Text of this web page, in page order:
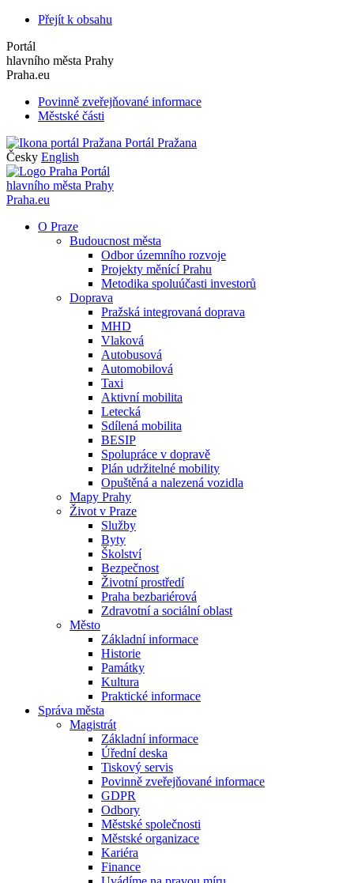
Přejít k obsahu
Portál
hlavního města Prahy
Praha.eu
Povinně zveřejňované informace
Městské části
Portál Pražana
Česky English
Portál
hlavního města Prahy
Praha.eu
O Praze
Budoucnost města
Odbor územního rozvoje
Projekty měnící Prahu
Metodika spoluúčasti investorů
Doprava
Pražská integrovaná doprava
MHD
Vlaková
Autobusová
Automobilová
Taxi
Aktivní mobilita
Letecká
Sdílená mobilita
BESIP
Spolupráce v dopravě
Plán udržitelné mobility
Opuštěná a nalezená vozidla
Mapy Prahy
Život v Praze
Služby
Byty
Školství
Bezpečnost
Životní prostředí
Praha bezbariérová
Zdravotní a sociální oblast
Město
Základní informace
Historie
Památky
Kultura
Praktické informace
Správa města
Magistrát
Základní informace
Úřední deska
Tiskový servis
Povinně zveřejňované informace
GDPR
Odbory
Městské společnosti
Městské organizace
Kariéra
Finance